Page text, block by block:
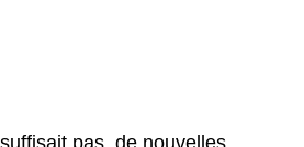
pas, de nouvelles